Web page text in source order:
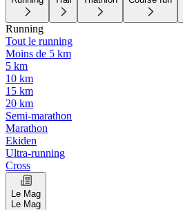
Running
Tout le running
Moins de 5 km
5 km
10 km
15 km
20 km
Semi-marathon
Marathon
Ekiden
Ultra-running
Cross
Le Mag
Le Mag